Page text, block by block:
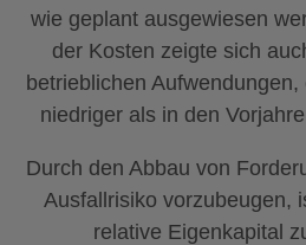
wie geplant ausgewiesen
der Kosten zeigte sich
betrieblichen
niedriger als in den
Durch den Abbau von
Ausfallrisiko vorzubeugen,
relative Eigenkapital